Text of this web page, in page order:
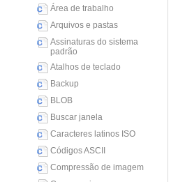
Área de trabalho
Arquivos e pastas
Assinaturas do sistema
padrão
Atalhos de teclado
Backup
BLOB
Buscar janela
Caracteres latinos ISO
Códigos ASCII
Compressão de imagem